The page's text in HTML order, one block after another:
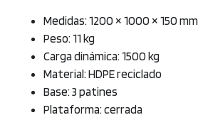
Medidas: 1200 × 1000 × 150 mm
Peso: 11 kg
Carga dinámica: 1500 kg
Material: HDPE reciclado
Base: 3 patines
Plataforma: cerrada